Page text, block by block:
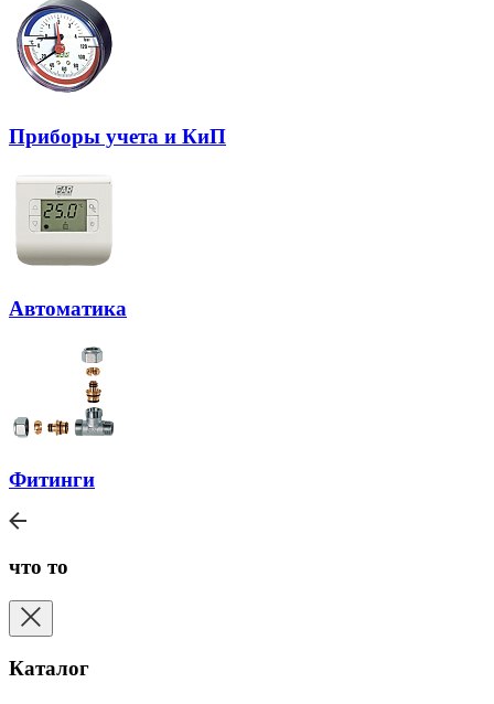
Приборы учета и КиП
Автоматика
Фитинги
что то
Каталог